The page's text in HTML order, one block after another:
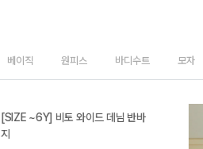
베이직 원피스 바디수트 모자
밀라 아기 셋업
20%